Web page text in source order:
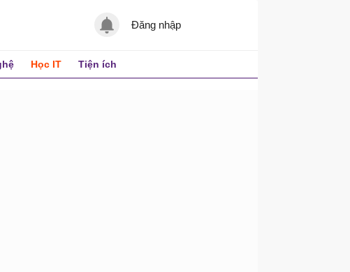
Đăng nhập
Học IT Tiện ích